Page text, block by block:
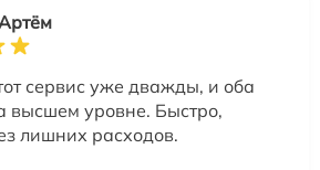
сервис уже дважды, и оба
высшем уровне. Быстро,
лишних расходов.